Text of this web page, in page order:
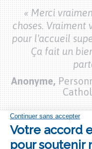
« Merci
choses. Vraiment
pour l'accueil
Ça fait un
Anonyme,
Bouton
"je
Moi